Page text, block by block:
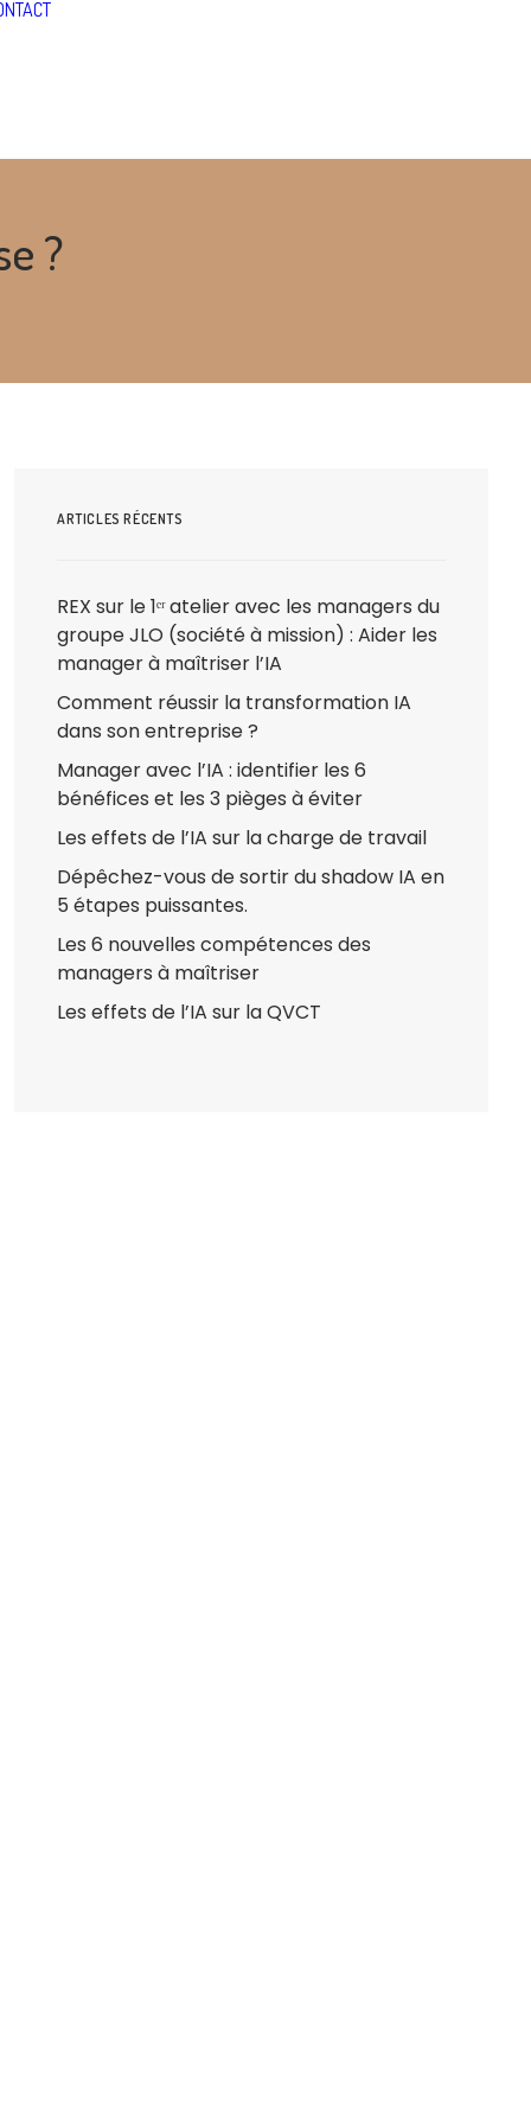
?
ARTICLES RÉCENTS
REX sur le 1ᵉʳ atelier avec les managers du
groupe JLO (société à mission) : Aider les
manager à maîtriser l’IA
Comment réussir la transformation IA
dans son entreprise ?
Manager avec l’IA : identifier les 6
bénéfices et les 3 pièges à éviter
Les effets de l’IA sur la charge de travail
Dépêchez-vous de sortir du shadow IA en
5 étapes puissantes.
Les 6 nouvelles compétences des
managers à maîtriser
Les effets de l’IA sur la QVCT